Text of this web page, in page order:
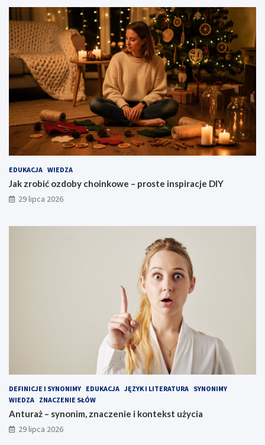
EDUKACJA WIEDZA
Jak zrobić ozdoby choinkowe – proste inspiracje DIY
29 lipca 2026
DEFINICJE I SYNONIMY EDUKACJA JĘZYK I LITERATURA SYNONIMY
WIEDZA ZNACZENIE SŁÓW
Anturaż – synonim, znaczenie i kontekst użycia
29 lipca 2026